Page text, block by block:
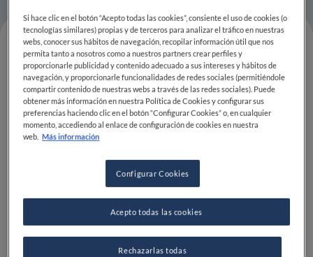
Dificultad
INTERMEDIO
Tiempo total
25MIN
Ingredientes
Si hace clic en el botón “Acepto todas las cookies”, consiente el uso de cookies (o
tecnologías similares) propias y de terceros para analizar el tráfico en nuestras
webs, conocer sus hábitos de navegación, recopilar información útil que nos
permita tanto a nosotros como a nuestros partners crear perfiles y
proporcionarle publicidad y contenido adecuado a sus intereses y hábitos de
navegación, y proporcionarle funcionalidades de redes sociales (permitiéndole
compartir contenido de nuestras webs a través de las redes sociales). Puede
obtener más información en nuestra Política de Cookies y configurar sus
preferencias haciendo clic en el botón “Configurar Cookies” o, en cualquier
momento, accediendo al enlace de configuración de cookies en nuestra
web. Más información
Configurar Cookies
Rechazarlas todas
Acepto todas las cookies